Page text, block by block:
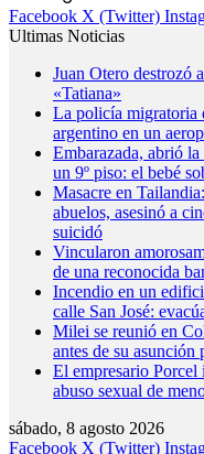
Facebook X (Twitter)
Ultimas Noticias
Juan Otero destrozó
«Tatiana»
La policía migratoria
argentino en un
Embarazada, abrió
un 9º piso: el bebé
Masacre en
abuelos, asesinó a
suicidó
Vincularon
de una reconocida
Incendio en un
calle San José:
Milei se reunió en
antes de su asunción
El empresario Porcel
abuso sexual de
sábado, 8 agosto 2026
Facebook X (Twitter)